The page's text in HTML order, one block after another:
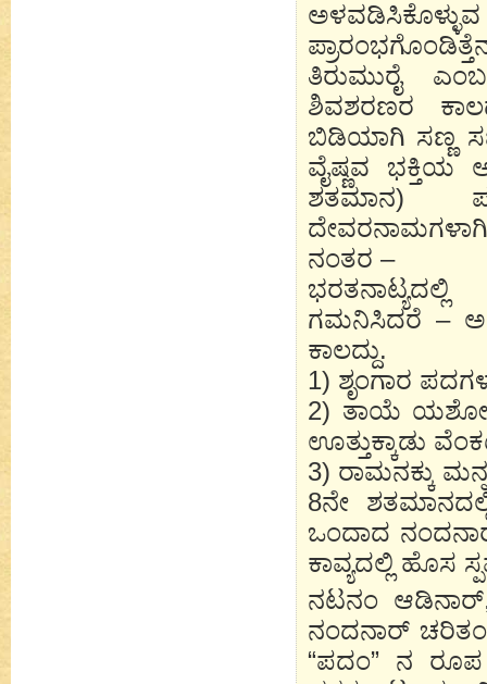
ತಿರುಮುರೈ
ಶಿವಶರಣರ
ಬಿಡಿಯಾಗಿ ಸಣ್ಣ
ವೈಷ್ಣವ ಭಕ್ತಿಯ
ಶತಮಾನ)
ನಂತರ –
ಗಮನಿಸಿದರೆ –
ಕಾಲದ್ದು.
1) ಶೃಂಗಾರ
2) ತಾಯೆ ಯಶೋದ
ಊತ್ತುಕ್ಕಾಡು
3) ರಾಮನಕ್ಕು
8ನೇ
ಒಂದಾದ
ಕಾವ್ಯದಲ್ಲಿ ಹೊಸ
ನಟನಂ
ನಂದನಾರ್
“ಪದಂ” ನ